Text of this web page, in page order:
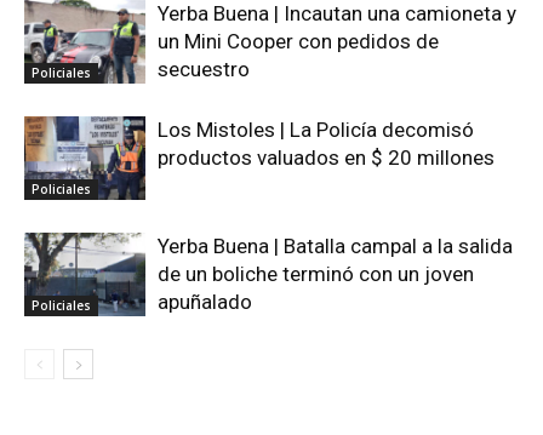
Policiales
Yerba Buena | Incautan una camioneta y
un Mini Cooper con pedidos de
secuestro
Policiales
Los Mistoles | La Policía decomisó
productos valuados en $ 20 millones
Policiales
Yerba Buena | Batalla campal a la salida
de un boliche terminó con un joven
apuñalado